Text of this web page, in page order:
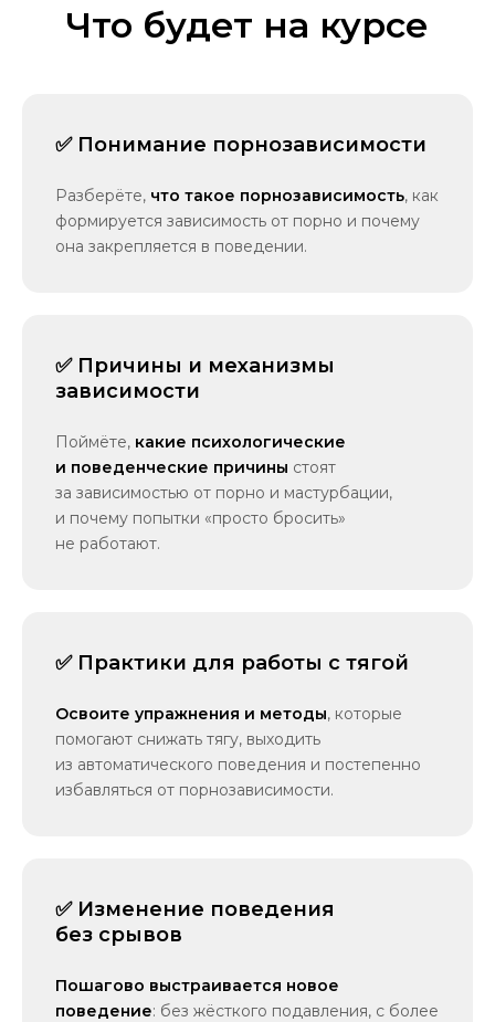
Что будет на курсе
✅ Понимание порнозависимости
Разберёте, что такое порнозависимость, как
формируется зависимость от порно и почему
она закрепляется в поведении.
✅ Причины и механизмы
зависимости
Поймёте, какие психологические
и поведенческие причины стоят
за зависимостью от порно и мастурбации,
и почему попытки «просто бросить»
не работают.
✅ Практики для работы с тягой
Освоите упражнения и методы, которые
помогают снижать тягу, выходить
из автоматического поведения и постепенно
избавляться от порнозависимости.
✅ Изменение поведения
без срывов
Пошагово выстраивается новое
поведение: без жёсткого подавления, с более